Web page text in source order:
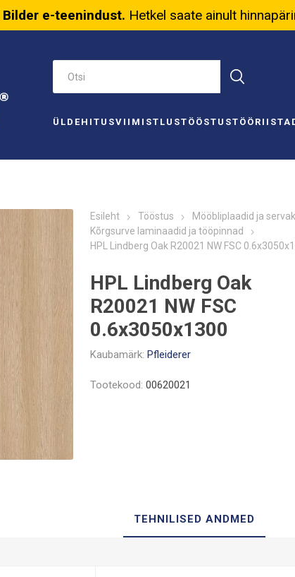
e-teenindust. Hetkel saate ainult
ÜLDEHITUSVIIMISTLUSTÖÖSTUS
Esileht Tööstus
Mööbliplaadid ja
Kõrgsurve laminaadid ja tööpinnad
HPL Lindberg Oak R20021 NW FSC
HPL Lindberg Oak
R20021 NW FSC
0.6x3050x1300
Kaubamärk: Pfleiderer
Tootekood: 00620021
TEHNILISED ANDMED